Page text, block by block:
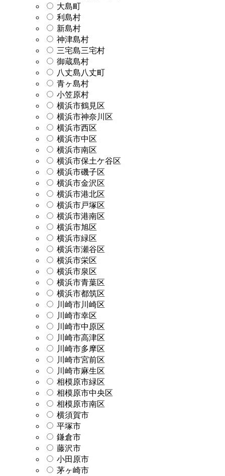
大島町
利島村
新島村
神津島村
三宅島三宅村
御蔵島村
八丈島八丈町
青ヶ島村
小笠原村
横浜市鶴見区
横浜市神奈川区
横浜市西区
横浜市中区
横浜市南区
横浜市保土ケ谷区
横浜市磯子区
横浜市金沢区
横浜市港北区
横浜市戸塚区
横浜市港南区
横浜市旭区
横浜市緑区
横浜市瀬谷区
横浜市栄区
横浜市泉区
横浜市青葉区
横浜市都筑区
川崎市川崎区
川崎市幸区
川崎市中原区
川崎市高津区
川崎市多摩区
川崎市宮前区
川崎市麻生区
相模原市緑区
相模原市中央区
相模原市南区
横須賀市
平塚市
鎌倉市
藤沢市
小田原市
茅ヶ崎市